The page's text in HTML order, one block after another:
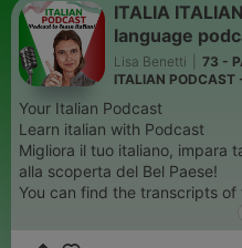
ITALIA
language
Lisa Benetti
73 -
ITALIAN PODCAST
Your Italian Podcast
Learn italian with Podcast
Migliora il tuo italiano, impara
alla scoperta del Bel Paese!
You can find the transcripts